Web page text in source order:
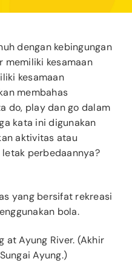
dengan kebingungan
memiliki kesamaan
kesamaan
membahas
do, play dan go dalam
kata ini digunakan
aktivitas atau
letak perbedaannya?
yang bersifat rekreasi
bola.
at Ayung River. (Akhir
Ayung.)